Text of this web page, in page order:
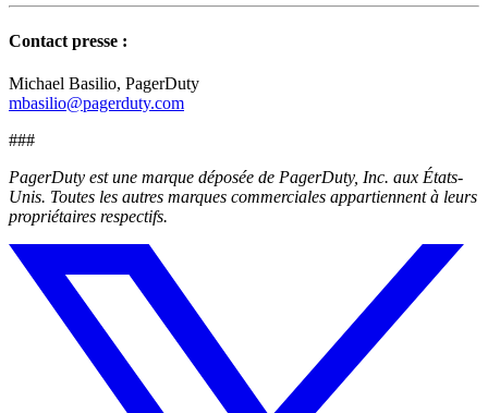
Contact presse :
Michael Basilio, PagerDuty
mbasilio@pagerduty.com
###
PagerDuty est une marque déposée de PagerDuty, Inc. aux États-
Unis. Toutes les autres marques commerciales appartiennent à leurs
propriétaires respectifs.